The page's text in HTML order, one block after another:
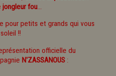
jongleur fou...
pour petits et grands qui vous
!!
officielle du
N'ZASSANOUS :